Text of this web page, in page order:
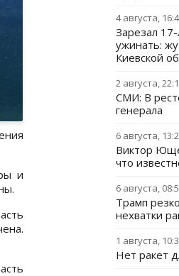
и
4 августа,
Зарезал
ужинать:
Киевской
2 августа,
СМИ: В
генерала
6 августа,
Виктор
что
6 августа,
Трамп
нехватки
1 августа,
Нет ракет